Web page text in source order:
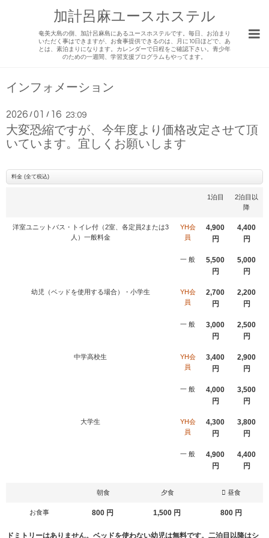
加計呂麻ユースホステル
奄美大島の側、加計呂麻島にあるユースホステルです。毎日、お泊まり
いただく事はできますが、お食事提供できるのは、月に10日ほどで、あ
とは、素泊まりになります。カレンダーで日程をご確認下さい。青少年
のための一週間、学習支援プログラムもやってます。
インフォメーション
2026 /01 / 16 23:09
大変恐縮ですが、今年度より価格改定させて頂
いています。宜しくお願いします
料金 (全て税込)
1泊目
2泊目以
降
洋室ユニットバス・トイレ付（2室、各定員2または3
人）一般料金
YH会
員
4,900
円
4,400
円
一 般
5,500
円
5,000
円
幼児（ベッドを使用する場合）・小学生
YH会
員
2,700
円
2,200
円
一 般
3,000
円
2,500
円
中学高校生
YH会
員
3,400
円
2,900
円
一 般
4,000
円
3,500
円
大学生
YH会
員
4,300
円
3,800
円
一 般
4,900
円
4,400
円
朝食 夕食 昼食
お食事 800 円 1,500 円 800 円
ドミトリーはありません。ベッドを使わない幼児は無料です。二泊目以降はシ